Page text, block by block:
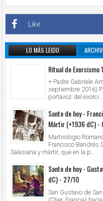
Like
LO MÁS LEIDO
Ritual de Exorcismo
+ Padre Gabriele
septiembre 2016)
portavoz del exorci...
Santo de hoy -
Mártir (+1936 dC) -
Martirologio
Francisco Bandrés
Salesiana y mártir, que en la p...
Santo de hoy -
dC) - 27/10
San Gustavo de